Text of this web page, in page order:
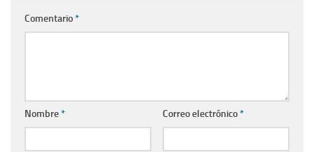
Comentario*
Nombre* Correo electrónico*